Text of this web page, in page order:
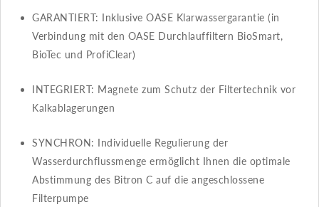
GARANTIERT​​: Inklusive OASE Klarwassergarantie (in
Verbindung mit den OASE Durchlauffiltern BioSmart,
BioTec und ProfiClear)
INTEGRIERT​​: Magnete zum Schutz der Filtertechnik vor
Kalkablagerungen
SYNCHRON​​: Individuelle Regulierung der
Wasserdurchflussmenge ermöglicht Ihnen die optimale
Abstimmung des Bitron C auf die angeschlossene
Filterpumpe